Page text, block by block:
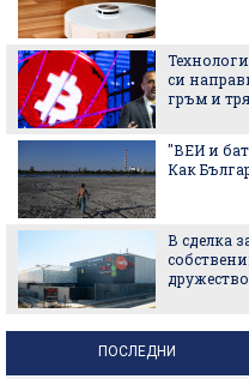
си
гръм и
"ВЕИ и
Как
В сделка
ПОСЛЕДНИ